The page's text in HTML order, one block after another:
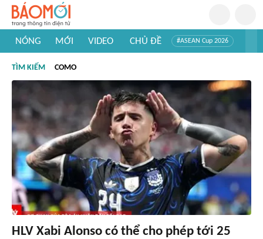
NÓNG MỚI VIDEO CHỦ ĐỀ #ASEAN Cup 2026
#Khám phá thế giới
TÌM KIẾM COMO
HLV Xabi Alonso có thể cho phép tới 25